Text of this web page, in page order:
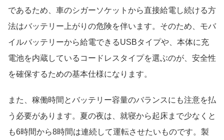
であるため、車のシガーソケットから直接給電し続ける方
法はバッテリー上がりの危険を伴います。そのため、モバ
イルバッテリーから給電できるUSBタイプや、本体に充
電池を内蔵しているコードレスタイプを選ぶのが、安全性
を確保するための基本仕様になります。
また、稼働時間とバッテリー容量のバランスにも注意を払
う必要があります。夏の夜は、就寝から起床まで少なくと
も6時間から8時間は連続して運転させたいものです。製